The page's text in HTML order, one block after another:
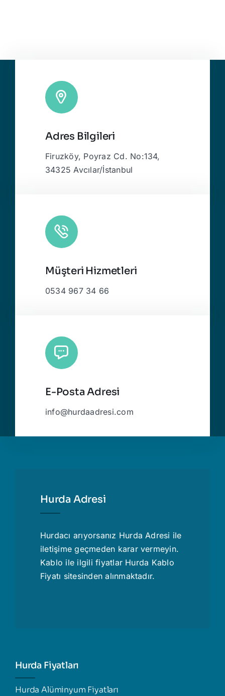
Adres Bilgileri
Firuzköy, Poyraz Cd. No:134,
34325 Avcılar/İstanbul
Müşteri Hizmetleri
0534 967 34 66
E-Posta Adresi
info@hurdaadresi.com
Hurda Adresi
Hurdacı arıyorsanız Hurda Adresi ile
iletişime geçmeden karar vermeyin.
Kablo ile ilgili fiyatlar Hurda Kablo
Fiyatı sitesinden alınmaktadır.
Hurda Fiyatları
Hurda Alüminyum Fiyatları